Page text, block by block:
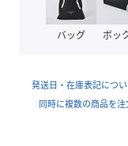
レッド：大胆なカ
ネイビー：ヴィン
【MATERIAL】
バッグ ボッ
発送日・在庫表記につ
同時に複数の商品を